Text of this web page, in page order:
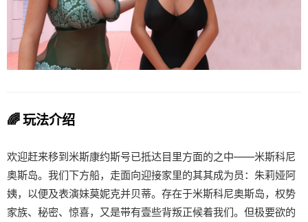
🌈 玩法介绍
欢迎赶来移到米斯康约斯号已抵达目里方面的之中——米斯科尼
奥斯岛。我们下方船，走面向迎接家里的其其成为员：朱莉娅阿
姨，以便及表演妹莫妮克并贝蒂。存在于米斯科尼奥斯岛，权势
家族、秘密、惊喜，又是带有壹些背叛正候着我们。但极要欲的